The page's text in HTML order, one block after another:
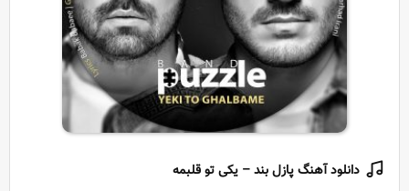
دانلود آهنگ پازل بند – یکی تو قلبمه